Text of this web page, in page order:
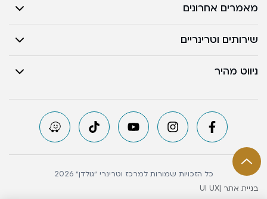
מאמרים אחרונים
שירותים וטרינריים
ניווט מהיר
כל הזכויות שמורות למרכז וטרינרי ״גולדן״ 2026
בניית אתר |UI UX